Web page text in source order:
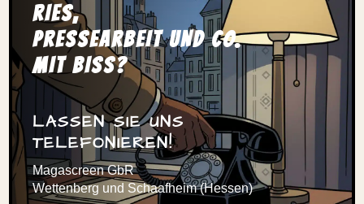
RIES,
PRES­SE­AR­BEIT UND CO.
MIT BISS?
LASSEN SIE UNS
TELE­FO­NIEREN!
Maga­screen GbR
Wetten­berg und Schaaf­heim (Hessen)